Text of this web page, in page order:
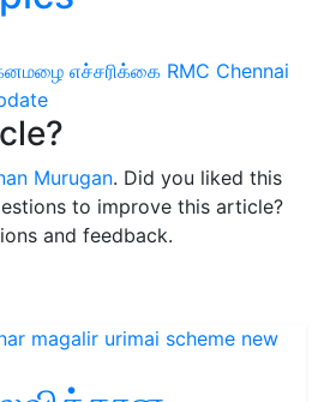
எச்சரிக்கை RMC Chennai
Murugan. Did you liked this
to improve this article?
and feedback.